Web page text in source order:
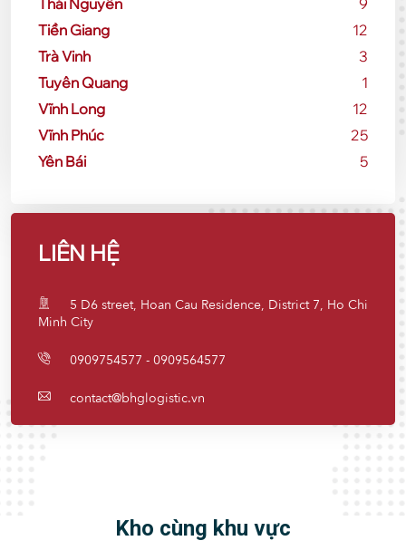
Thái Nguyên
9
Tiền Giang
12
Trà Vinh
3
Tuyên Quang
1
Vĩnh Long
12
Vĩnh Phúc
25
Yên Bái
5
LIÊN HỆ
5 D6 street, Hoan Cau Residence, District 7, Ho Chi
Minh City
0909754577 - 0909564577
contact@bhglogistic.vn
Kho cùng khu vực